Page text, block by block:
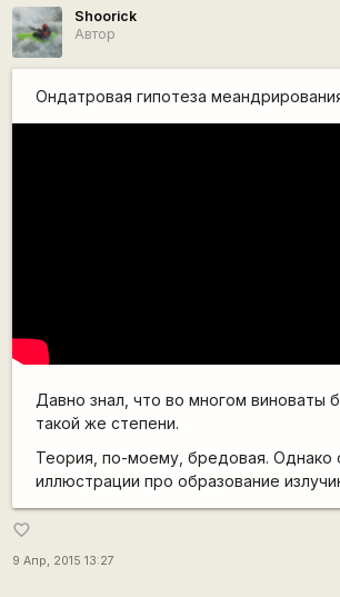
Shoorick
Автор
Ондатровая гипотеза
Давно знал, что во многом виноваты
такой же степени.
Теория, по-моему, бредовая. Однако
иллюстрации про образование
favorite_border
9 Апр, 2015 13:27